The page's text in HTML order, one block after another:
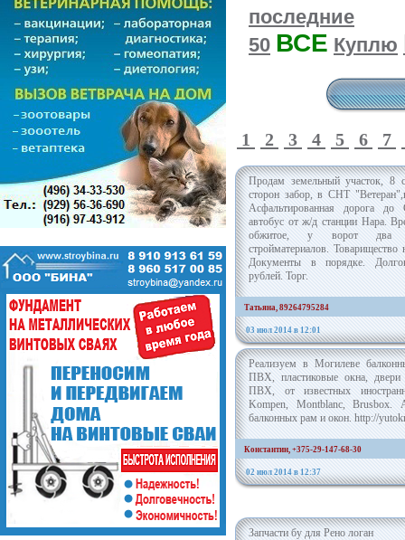
последние
50 ВСЕ Куплю
1 2 3 4 5 6 7
Продам земельный участок, 8
сторон забор, в СНТ
Асфальтированная дорога
автобус от ж/д станции Нара.
обжитое, у ворот два
стройматериалов.
Документы в порядке.
рублей. Торг.
Татьяна, 89264795284
03 июл 2014 в 12:01
Реализуем в Могилеве
ПВХ, пластиковые окна,
ПВХ, от известных
Kompen, Montblanc, Brusbox.
балконных рам и окон. http://
Константин, +375-29-147-68-30
02 июл 2014 в 12:37
Запчасти бу для Рено логан